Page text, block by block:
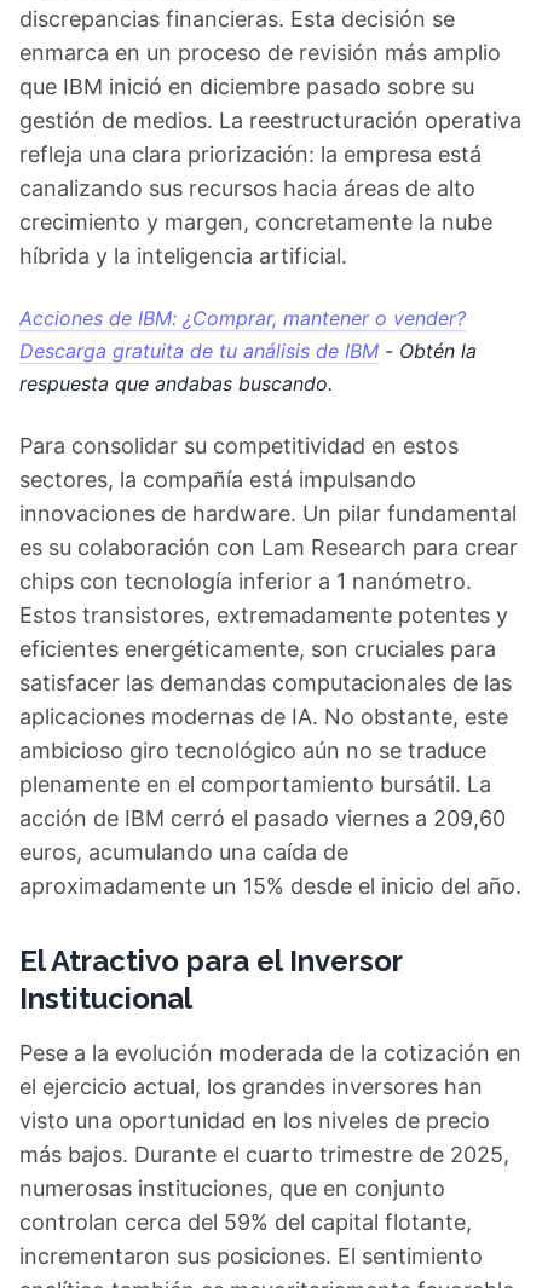
discrepancias financieras. Esta decisión se
enmarca en un proceso de revisión más amplio
que IBM inició en diciembre pasado sobre su
gestión de medios. La reestructuración operativa
refleja una clara priorización: la empresa está
canalizando sus recursos hacia áreas de alto
crecimiento y margen, concretamente la nube
híbrida y la inteligencia artificial.
Acciones de IBM: ¿Comprar, mantener o vender?
Descarga gratuita de tu análisis de IBM - Obtén la
respuesta que andabas buscando.
Para consolidar su competitividad en estos
sectores, la compañía está impulsando
innovaciones de hardware. Un pilar fundamental
es su colaboración con Lam Research para crear
chips con tecnología inferior a 1 nanómetro.
Estos transistores, extremadamente potentes y
eficientes energéticamente, son cruciales para
satisfacer las demandas computacionales de las
aplicaciones modernas de IA. No obstante, este
ambicioso giro tecnológico aún no se traduce
plenamente en el comportamiento bursátil. La
acción de IBM cerró el pasado viernes a 209,60
euros, acumulando una caída de
aproximadamente un 15% desde el inicio del año.
El Atractivo para el Inversor
Institucional
Pese a la evolución moderada de la cotización en
el ejercicio actual, los grandes inversores han
visto una oportunidad en los niveles de precio
más bajos. Durante el cuarto trimestre de 2025,
numerosas instituciones, que en conjunto
controlan cerca del 59% del capital flotante,
incrementaron sus posiciones. El sentimiento